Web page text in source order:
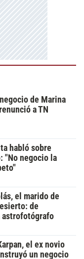
de Marina
a TN
habló sobre
"No negocio la
el marido de
de
astrofotógrafo
el ex novio
un negocio